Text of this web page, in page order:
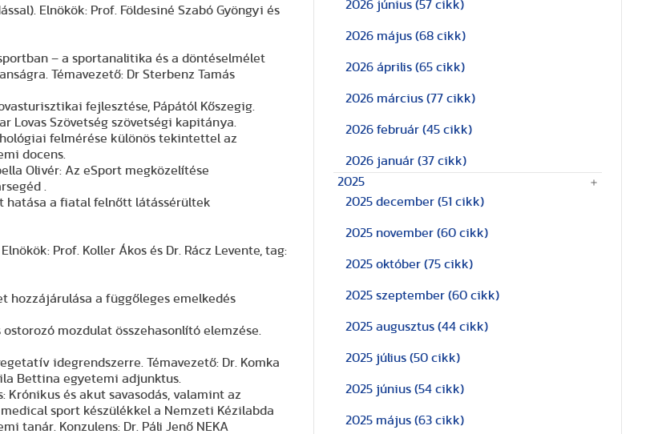
Elnökök: Prof. Földesiné Szabó Gyöngyi és
– a sportanalitika és a döntéselmélet
Témavezető: Dr Sterbenz Tamás
fejlesztése, Pápától Kőszegig.
Lovas Szövetség szövetségi kapitánya.
felmérése különös tekintettel az
docens.
Olivér: Az eSport megközelítése
.
hatása a fiatal felnőtt látássérültek
Prof. Koller Ákos és Dr. Rácz Levente, tag:
hozzájárulása a függőleges emelkedés
mozdulat összehasonlító elemzése.
idegrendszerre. Témavezető: Dr. Komka
Bettina egyetemi adjunktus.
Krónikus és akut savasodás, valamint az
sport készülékkel a Nemzeti Kézilabda
tanár. Konzulens: Dr. Páli Jenő NEKA
2026 június (57 cikk)
2026 május (68 cikk)
2026 április (65 cikk)
2026 március (77 cikk)
2026 február (45 cikk)
2026 január (37 cikk)
2025
2025 december (51 cikk)
2025 november (60 cikk)
2025 október (75 cikk)
2025 szeptember (60 cikk)
2025 augusztus (44 cikk)
2025 július (50 cikk)
2025 június (54 cikk)
2025 május (63 cikk)